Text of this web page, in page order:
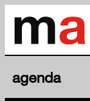
agenda